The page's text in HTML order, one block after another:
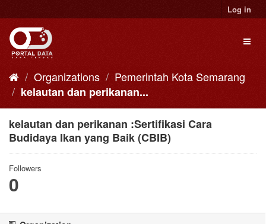
to
content
Log in
Organizations
Pemerintah Kota Semarang
kelautan dan perikanan...
kelautan dan perikanan :Sertifikasi Cara
Budidaya Ikan yang Baik (CBIB)
Followers
0